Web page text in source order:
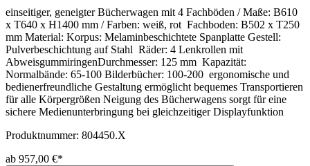
einseitiger, geneigter Bücherwagen mit 4 Fachböden / Maße: B610
x T640 x H1400 mm / Farben: weiß, rot Fachboden: B502 x T250
mm Material: Korpus: Melaminbeschichtete Spanplatte Gestell:
Pulverbeschichtung auf Stahl Räder: 4 Lenkrollen mit
AbweisgummiringenDurchmesser: 125 mm Kapazität:
Normalbände: 65-100 Bilderbücher: 100-200 ergonomische und
bedienerfreundliche Gestaltung ermöglicht bequemes Transportieren
für alle Körpergrößen Neigung des Bücherwagens sorgt für eine
sichere Medienunterbringung bei gleichzeitiger Displayfunktion
Produktnummer: 804450.X
ab 957,00 €*